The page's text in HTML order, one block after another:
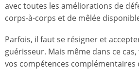
avec toutes les améliorations de
corps-à-corps et de mêlée
Parfois, il faut se résigner et
guérisseur. Mais même dans ce
vos compétences complémentaires